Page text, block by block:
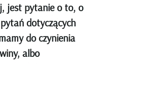
jest pytanie o to, o
dotyczących
do czynienia
albo